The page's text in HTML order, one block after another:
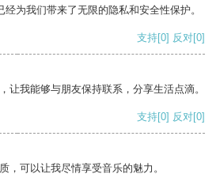
为我们带来了无限的隐私和安全性保护。
支持[0] 反对[0]
让我能够与朋友保持联系，分享生活点滴。
支持[0] 反对[0]
，可以让我尽情享受音乐的魅力。